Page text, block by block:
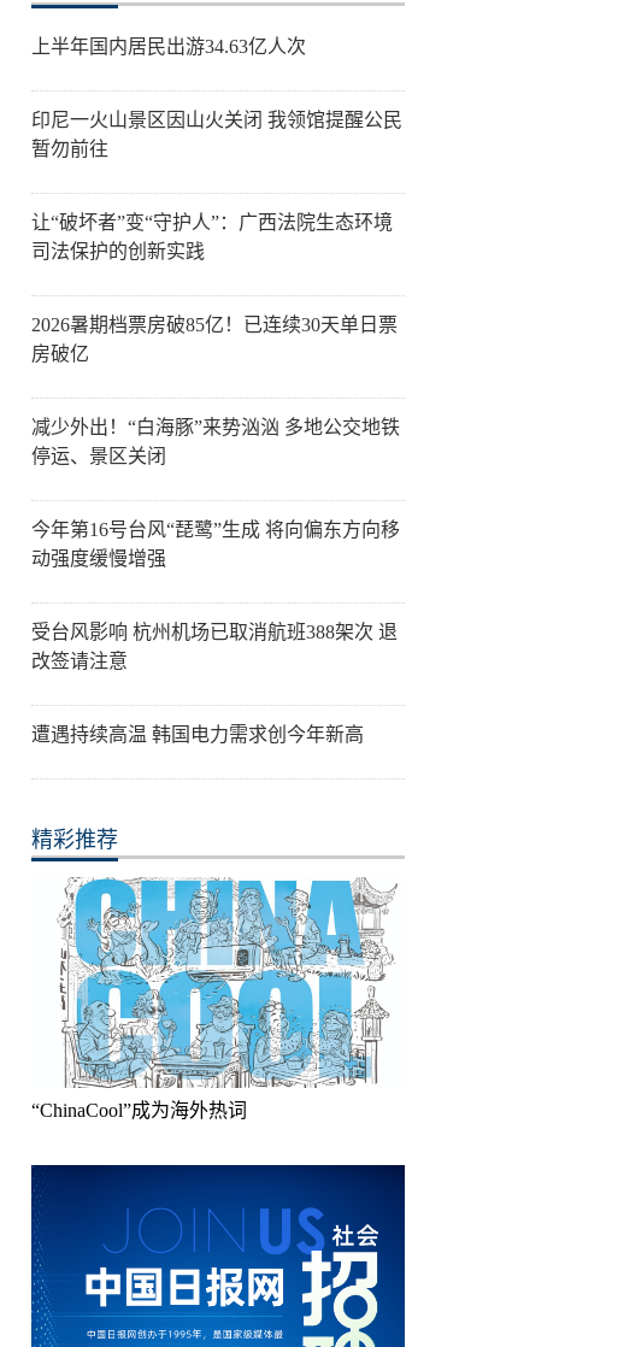
上半年国内居民出游34.63亿人次
印尼一火山景区因山火关闭 我领馆提醒公民
暂勿前往
让“破坏者”变“守护人”：广西法院生态环境
司法保护的创新实践
2026暑期档票房破85亿！已连续30天单日票
房破亿
减少外出！“白海豚”来势汹汹 多地公交地铁
停运、景区关闭
今年第16号台风“琵鹭”生成 将向偏东方向移
动强度缓慢增强
受台风影响 杭州机场已取消航班388架次 退
改签请注意
遭遇持续高温 韩国电力需求创今年新高
精彩推荐
“ChinaCool”成为海外热词